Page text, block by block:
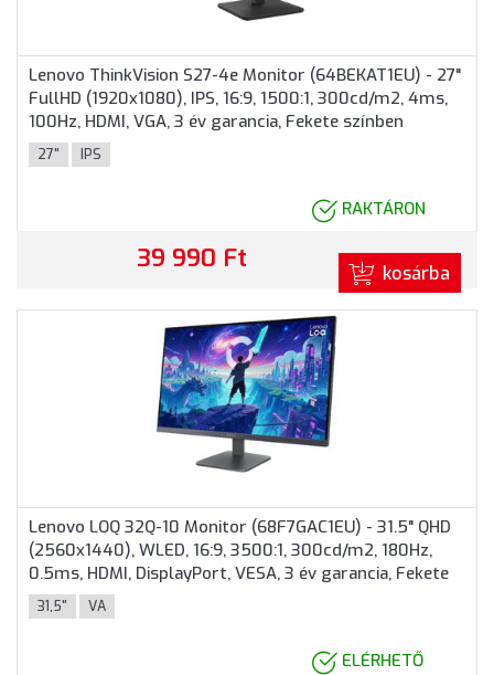
Lenovo ThinkVision S27-4e Monitor (64BEKAT1EU) - 27"
FullHD (1920x1080), IPS, 16:9, 1500:1, 300cd/m2, 4ms,
100Hz, HDMI, VGA, 3 év garancia, Fekete színben
27" IPS
RAKTÁRON
39 990 Ft kosárba
Lenovo LOQ 32Q-10 Monitor (68F7GAC1EU) - 31.5" QHD
(2560x1440), WLED, 16:9, 3500:1, 300cd/m2, 180Hz,
0.5ms, HDMI, DisplayPort, VESA, 3 év garancia, Fekete
színben
31,5" VA
ELÉRHETŐ